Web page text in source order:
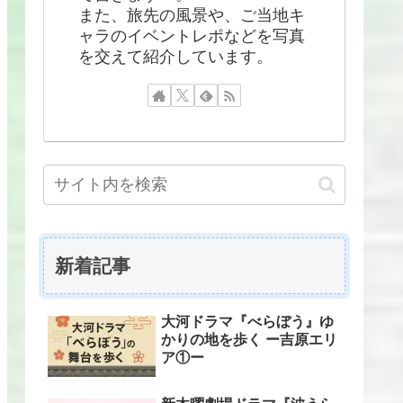
また、旅先の風景や、ご当地キ
ャラのイベントレポなどを写真
を交えて紹介しています。
新着記事
大河ドラマ『べらぼう』ゆ
かりの地を歩く ー吉原エリ
ア①ー